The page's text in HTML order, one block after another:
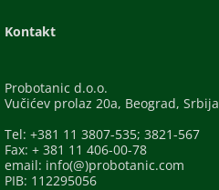
Kontakt
Probotanic d.o.o.
Vučićev prolaz 20a, Beograd, Srbija
Tel: +381 11 3807-535; 3821-567
Fax: + 381 11 406-00-78
email: info(@)probotanic.com
PIB: 112295056